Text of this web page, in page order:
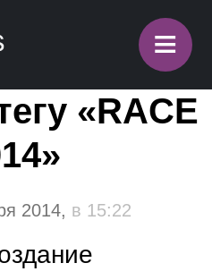
≡
«RACE
2014, в 15:22